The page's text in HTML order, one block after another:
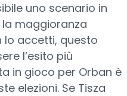
uno scenario in
maggioranza
lo accetti, questo
l’esito più
in gioco per Orban è
elezioni. Se Tisza